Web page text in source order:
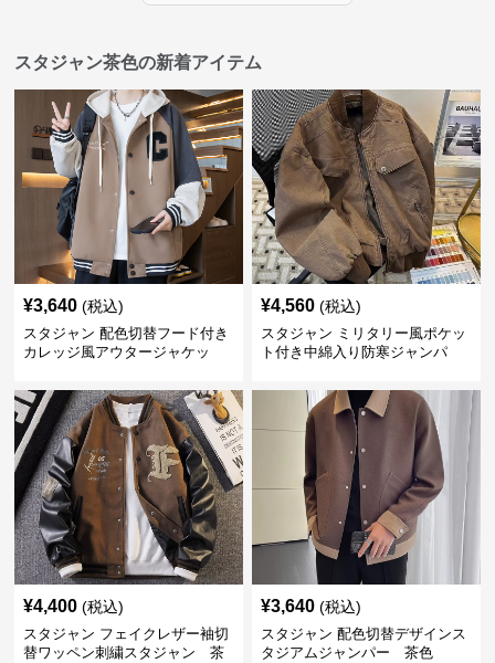
スタジャン茶色の新着アイテム
¥3,640 (税込)
スタジャン 配色切替フード付き
カレッジ風アウタージャケッ
¥4,560 (税込)
スタジャン ミリタリー風ポケッ
ト付き中綿入り防寒ジャンパ
¥4,400 (税込)
スタジャン フェイクレザー袖切
替ワッペン刺繍スタジャン 茶
¥3,640 (税込)
スタジャン 配色切替デザインス
タジアムジャンパー 茶色